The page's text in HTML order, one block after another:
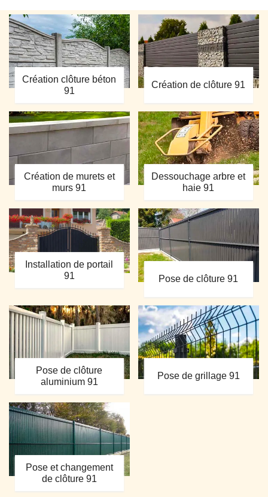
Création clôture béton
91
Création de clôture 91
Création de murets et
murs 91
Dessouchage arbre et
haie 91
Installation de portail
91
Pose de clôture 91
Pose de clôture
aluminium 91
Pose de grillage 91
Pose et changement
de clôture 91